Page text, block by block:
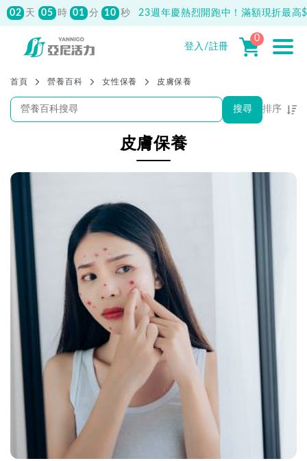
02 天 05 時 01 分 27 秒 23週年慶熱烈開跑中！滿額現折最高
150元抵用券
登入/註冊
0
首頁 營養百科 女性保養 皮膚保養
搜尋 排序
皮膚保養